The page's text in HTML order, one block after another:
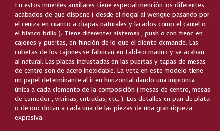
En estos muebles auxiliares tiene especial mención los diferentes
acabados de que dispone ( desde el nogal al wengue pasando por
el ceniza en cuanto a chapas naturales y lacados como el camel o
el blanco brillo ). Tiene diferentes sistemas , push o con freno en
cajones y puertas, en función de lo que el cliente demande. Las
cubetas de los cajones se fabrican en tablero marino y se acaban
al natural. Las placas incrustadas en las puertas y tapas de mesas
de centro son de acero inoxidable. La veta en este modelo tiene
un papel determinante al ir en horizontal dando una impronta
única a cada elemento de la composición ( mesas de centro, mesas
de comedor , vitrinas, entradas, etc. ). Los detalles en pan de plata
o de oro dotan a cada una de las piezas de una gran riqueza
expresiva.